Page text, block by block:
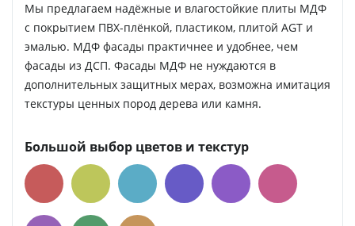
Мы предлагаем надёжные и влагостойкие плиты МДФ
с покрытием ПВХ-плёнкой, пластиком, плитой AGT и
эмалью. МДФ фасады практичнее и удобнее, чем
фасады из ДСП. Фасады МДФ не нуждаются в
дополнительных защитных мерах, возможна имитация
текстуры ценных пород дерева или камня.
Большой выбор цветов и текстур